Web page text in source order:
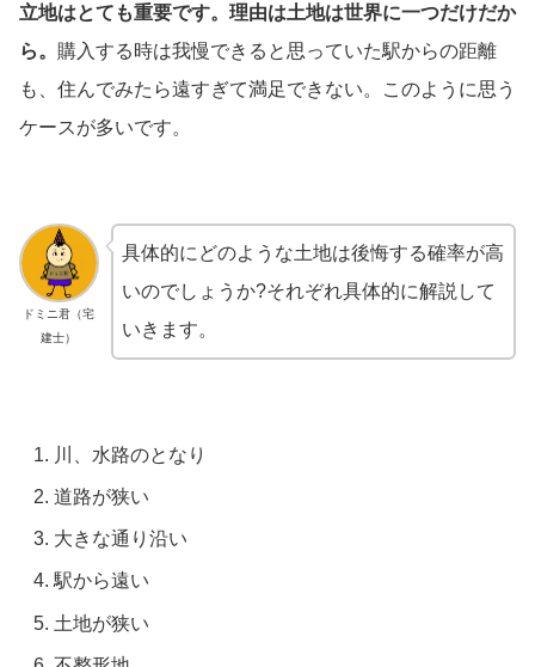
立地はとても重要です。理由は土地は世界に一つだけだか
ら。 購入する時は我慢できると思っていた駅からの距離
も、住んでみたら遠すぎて満足できない。このように思う
ケースが多いです。
ドミニ君（宅
建士）
具体的にどのような土地は後悔する確率が高
いのでしょうか?それぞれ具体的に解説して
いきます。
川、水路のとなり
道路が狭い
大きな通り沿い
駅から遠い
土地が狭い